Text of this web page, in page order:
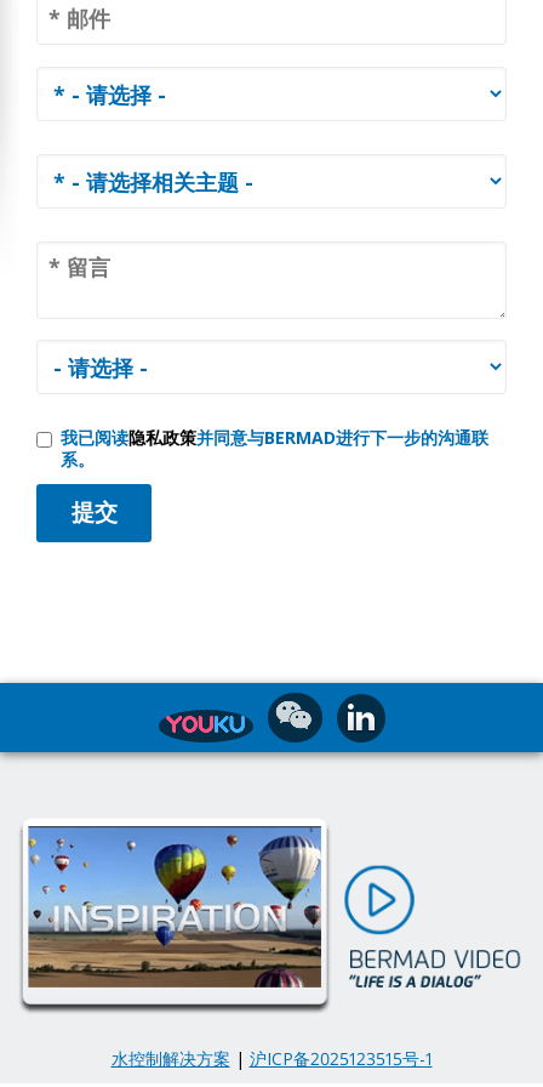
我已阅读隐私政策并同意与BERMAD进行下一步的沟通联
系。
水控制解决方案 | 沪ICP备2025123515号-1